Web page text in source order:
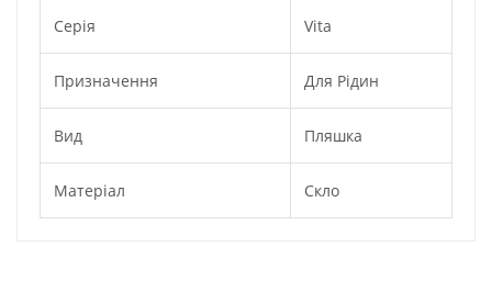
Серія Vita
Призначення Для Рідин
Вид Пляшка
Матеріал Скло